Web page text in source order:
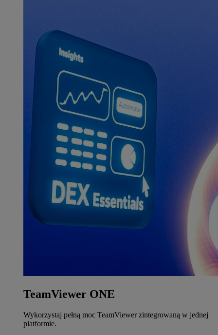
TeamViewer ONE
Wykorzystaj pełną moc TeamViewer zintegrowaną w jednej
platformie.